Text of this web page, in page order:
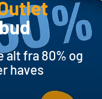
af
privat og
gas til
professionel
skal bruge.
alt fra 80% og
haves